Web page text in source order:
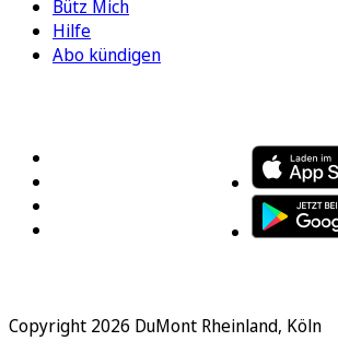
Bütz Mich
Hilfe
Abo kündigen
Copyright 2026 DuMont Rheinland, Köln